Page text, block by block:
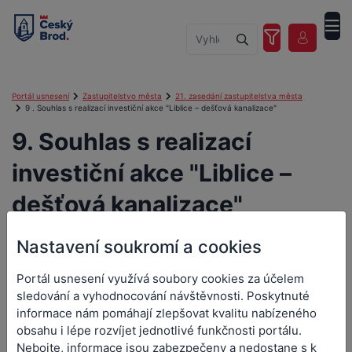
Portál usnesení Zastupitelstvo města
21. zasedání zastupitelstva města
9 . Souhlas s realizací investiční akce "Liblice – dešťová kanalizace"
9. Souhlas s realizací
investiční akce "Liblice –
dešťová kanalizace"
9. Souhlas s realizací
investiční akce "Liblice –
dešťová kanalizace"
Nastavení soukromí a cookies
Portál usnesení využívá soubory cookies za účelem
sledování a vyhodnocování návštěvnosti. Poskytnuté
informace nám pomáhají zlepšovat kvalitu nabízeného
obsahu i lépe rozvíjet jednotlivé funkčnosti portálu.
Nebojte, informace jsou zabezpečeny a nedostane s k